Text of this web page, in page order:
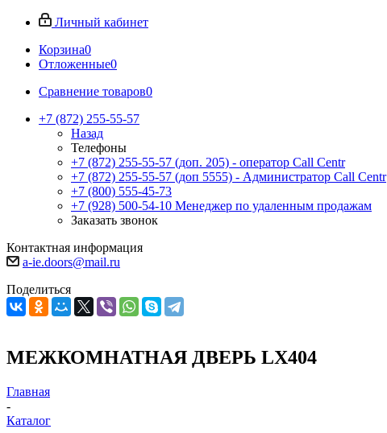
Личный кабинет
Корзина0
Отложенные0
Сравнение товаров0
+7 (872) 255-55-57
Назад
Телефоны
+7 (872) 255-55-57 (доп. 205) - оператор Call Centr
+7 (872) 255-55-57 (доп 5555) - Администратор Call Centr
+7 (800) 555-45-73
+7 (928) 500-54-10 Менеджер по удаленным продажам
Заказать звонок
Контактная информация
a-ie.doors@mail.ru
Поделиться
МЕЖКОМНАТНАЯ ДВЕРЬ LX404
Главная
-
Каталог